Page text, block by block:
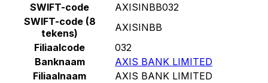
SWIFT-code
AXISINBB032
SWIFT-code (8
tekens)
AXISINBB
Filiaalcode
032
Banknaam
AXIS BANK LIMITED
Filiaalnaam
AXIS BANK LIMITED